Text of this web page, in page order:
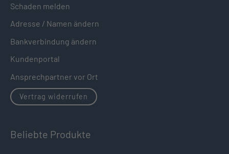
Schaden melden
Adresse / Namen ändern
Bankverbindung ändern
Kundenportal
Ansprechpartner vor Ort
Vertrag widerrufen
Beliebte Produkte